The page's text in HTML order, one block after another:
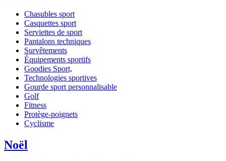
Chasubles sport
Casquettes sport
Serviettes de sport
Pantalons techniques
Survêtements
Équipements sportifs
Goodies Sport,
Technologies sportives
Gourde sport personnalisable
Golf
Fitness
Protège-poignets
Cyclisme
Noël